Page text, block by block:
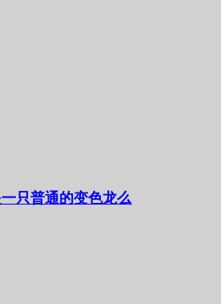
只普通的变色龙么